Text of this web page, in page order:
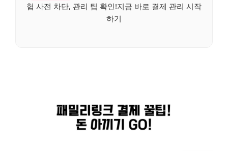
험 사전 차단, 관리 팁 확인!지금 바로 결제 관리 시작
하기